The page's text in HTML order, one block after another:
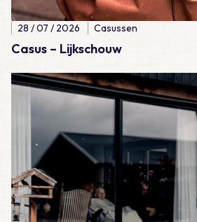
Casus – Lijkschouw
28 / 07 / 2026 Casussen
Lees meer over Casus – Een